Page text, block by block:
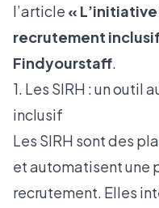
l’article «
recrutement
Findyourstaff.
1. Les SIRH : un outil
inclusif
Les SIRH sont des
et automatisent une
recrutement. Elles